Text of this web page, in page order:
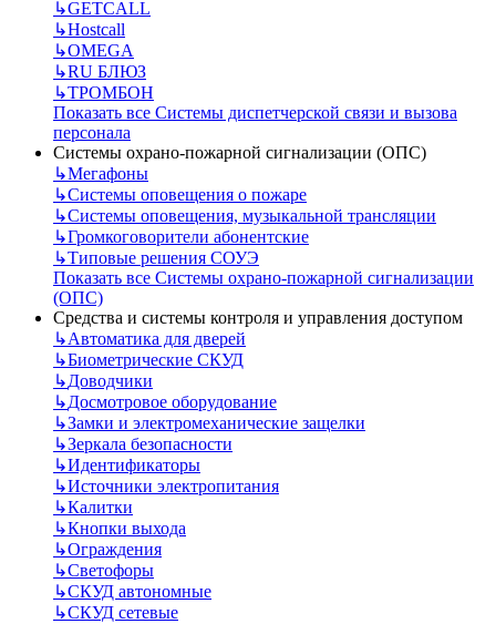
↳GETCALL
↳Hostcall
↳OMEGA
↳RU БЛЮЗ
↳ТРОМБОН
Показать все Системы диспетчерской связи и вызова
персонала
Системы охрано-пожарной сигнализации (ОПС)
↳Мегафоны
↳Системы оповещения о пожаре
↳Системы оповещения, музыкальной трансляции
↳Громкоговорители абонентские
↳Типовые решения СОУЭ
Показать все Системы охрано-пожарной сигнализации
(ОПС)
Средства и системы контроля и управления доступом
↳Автоматика для дверей
↳Биометрические СКУД
↳Доводчики
↳Досмотровое оборудование
↳Замки и электромеханические защелки
↳Зеркала безопасности
↳Идентификаторы
↳Источники электропитания
↳Калитки
↳Кнопки выхода
↳Ограждения
↳Светофоры
↳СКУД автономные
↳СКУД сетевые